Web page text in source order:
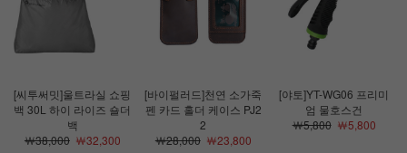
[씨투써밋]울트라실 쇼핑
백 30L 하이 라이즈 숄더
백
￦38,000￦32,300
[바이펄러드]천연 소가죽
펜 카드 홀더 케이스 PJ2
2
￦28,000￦23,800
[야토]YT-WG06 프리미
엄 물호스건
￦5,800￦5,800